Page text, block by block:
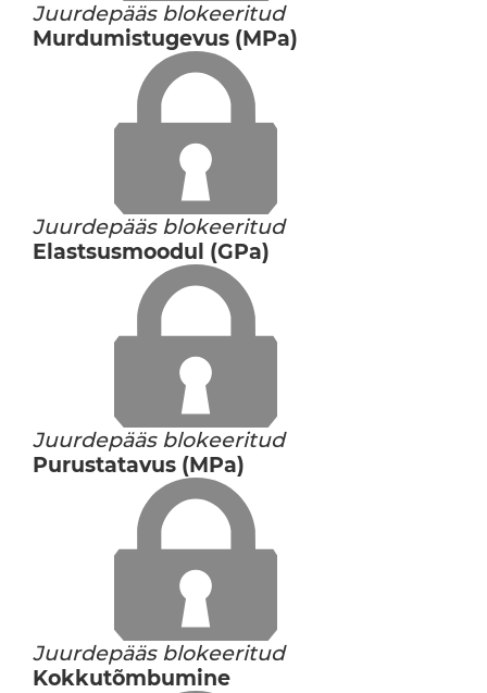
Juurdepääs blokeeritud
Murdumistugevus (MPa)
Juurdepääs blokeeritud
Elastsusmoodul (GPa)
Juurdepääs blokeeritud
Purustatavus (MPa)
Juurdepääs blokeeritud
Kokkutõmbumine